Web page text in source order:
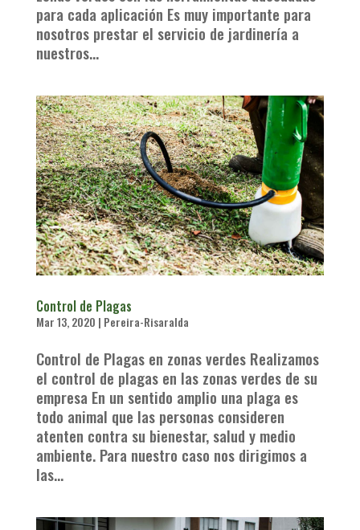
para cada aplicación Es muy importante para
nosotros prestar el servicio de jardinería a
nuestros...
Control de Plagas
Mar 13, 2020 | Pereira-Risaralda
Control de Plagas en zonas verdes Realizamos
el control de plagas en las zonas verdes de su
empresa En un sentido amplio una plaga es
todo animal que las personas consideren
atenten contra su bienestar, salud y medio
ambiente. Para nuestro caso nos dirigimos a
las...